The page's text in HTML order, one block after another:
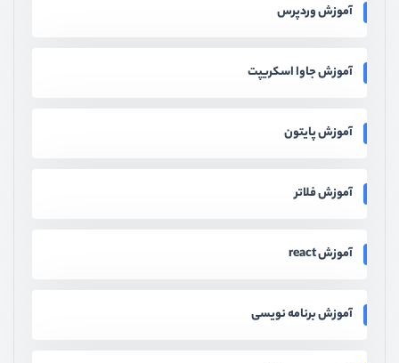
آموزش وردپرس
آموزش جاوا اسکریپت
آموزش پایتون
آموزش فلاتر
آموزش react
آموزش برنامه نویسی